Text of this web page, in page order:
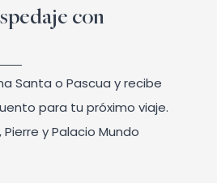
con
Santa o Pascua y recibe
para tu próximo viaje.
y Palacio Mundo